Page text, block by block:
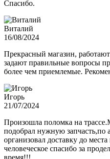
Спасибо.
Виталий
16/08/2024
Прекрасный магазин,
задают правильные вопросы
более чем приемлемые.
Игорь
21/07/2024
Произошла поломка на
подобрал нужную запчасть,по
организовал доставку до
человеческое спасибо за